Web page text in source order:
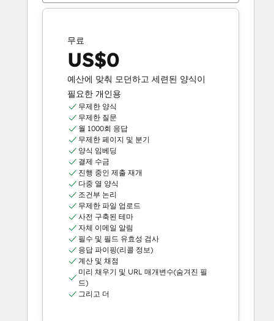
무료
US$0
예산에 맞춰 모던하고 세련된 양식이
필요한 개인용
무제한 양식
무제한 질문
월 1000회 응답
무제한 페이지 및 분기
양식 임베딩
결제 수금
진행 중인 제출 재개
다중 열 양식
조건부 논리
무제한 파일 업로드
사전 구축된 테마
자체 이메일 알림
필수 및 필드 유효성 검사
응답 파이핑(리콜 정보)
계산 및 채점
미리 채우기 및 URL 매개변수(숨겨진 필
드)
그리고 더